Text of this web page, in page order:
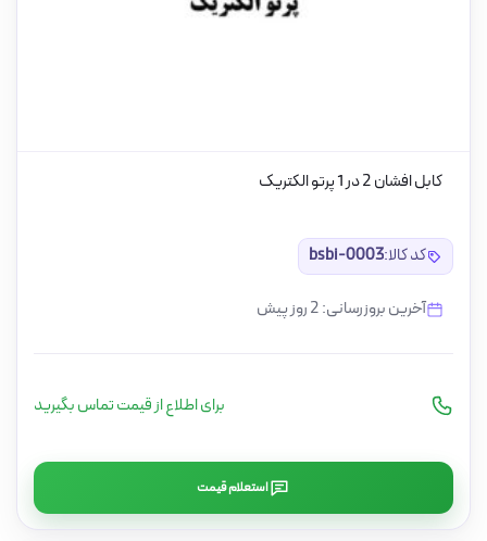
کابل افشان 2 در 1 پرتو الکتریک
کد کالا:bsbi-0003
آخرین بروزرسانی: 2 روز پیش
برای اطلاع از قیمت تماس بگیرید
استعلام قیمت